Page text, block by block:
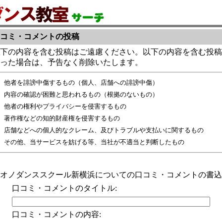
ミ・コメントの投稿
下の内容を含む投稿はご遠慮ください。以下の内容を含む投
た場合は、予告なく削除いたします。
他者を誹謗中傷するもの（個人、店舗への誹謗中傷）
内容の確認が困難と思われるもの（根拠のないもの）
他者の権利やプライバシーを侵害するもの
著作権などの知的財産権を侵害するもの
店舗などへの個人的なクレーム、及びトラブルや支払いに関するもの
その他、当サービスを妨げる等、当社が不適当と判断したもの
ノダンススクール新横浜についての口コミ・コメントの書
口コミ・コメントのタイトル:
口コミ・コメントの内容: